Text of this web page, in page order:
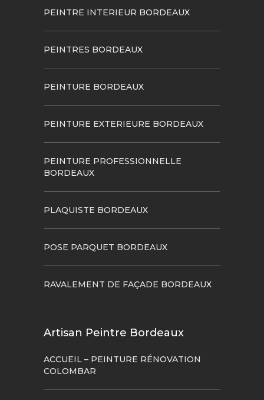
PEINTRE INTERIEUR BORDEAUX
PEINTRES BORDEAUX
PEINTURE BORDEAUX
PEINTURE EXTERIEURE BORDEAUX
PEINTURE PROFESSIONNELLE
BORDEAUX
PLAQUISTE BORDEAUX
POSE PARQUET BORDEAUX
RAVALEMENT DE FAÇADE BORDEAUX
Artisan Peintre Bordeaux
ACCUEIL – PEINTURE RÉNOVATION
COLOMBAR